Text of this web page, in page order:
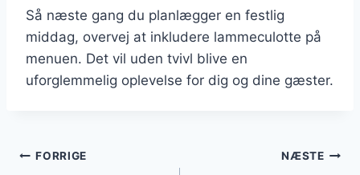
Så næste gang du planlægger en festlig
middag, overvej at inkludere lammeculotte på
menuen. Det vil uden tvivl blive en
uforglemmelig oplevelse for dig og dine gæster.
Indlægsnavigation
FORRIGE NÆSTE